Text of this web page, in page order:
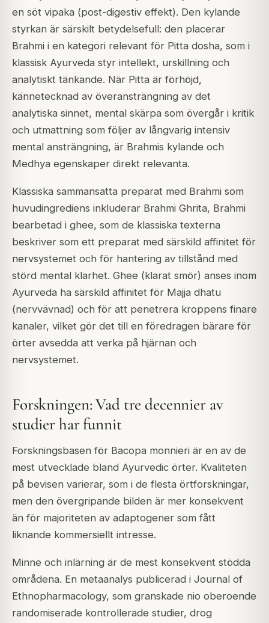
en söt vipaka (post-digestiv effekt). Den kylande
styrkan är särskilt betydelsefull: den placerar
Brahmi i en kategori relevant för Pitta dosha, som i
klassisk Ayurveda styr intellekt, urskillning och
analytiskt tänkande. När Pitta är förhöjd,
kännetecknad av överansträngning av det
analytiska sinnet, mental skärpa som övergår i kritik
och utmattning som följer av långvarig intensiv
mental ansträngning, är Brahmis kylande och
Medhya egenskaper direkt relevanta.
Klassiska sammansatta preparat med Brahmi som
huvudingrediens inkluderar Brahmi Ghrita, Brahmi
bearbetad i ghee, som de klassiska texterna
beskriver som ett preparat med särskild affinitet för
nervsystemet och för hantering av tillstånd med
störd mental klarhet. Ghee (klarat smör) anses inom
Ayurveda ha särskild affinitet för Majja dhatu
(nervvävnad) och för att penetrera kroppens finare
kanaler, vilket gör det till en föredragen bärare för
örter avsedda att verka på hjärnan och
nervsystemet.
Forskningen: Vad tre decennier av
studier har funnit
Forskningsbasen för Bacopa monnieri är en av de
mest utvecklade bland Ayurvedic örter. Kvaliteten
på bevisen varierar, som i de flesta örtforskningar,
men den övergripande bilden är mer konsekvent
än för majoriteten av adaptogener som fått
liknande kommersiellt intresse.
Minne och inlärning är de mest konsekvent stödda
områdena. En metaanalys publicerad i Journal of
Ethnopharmacology, som granskade nio oberoende
randomiserade kontrollerade studier, drog